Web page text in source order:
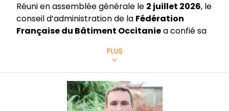
Réuni en assemblée générale le 2 juillet 2026, le
conseil d’administration de la Fédération
Française du Bâtiment Occitaniea confié sa
chef d’entreprise catalan assurera cette
Il prend la suite deFrédéric Carré, qui présidait
l’organisation régionale depuis le 5 juin 2020
PLUS